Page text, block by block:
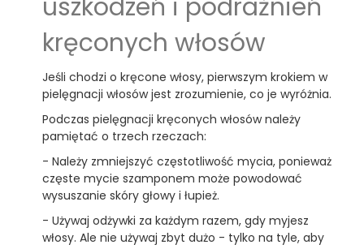
uszkodzeń i podrażnień
kręconych włosów
Jeśli chodzi o kręcone włosy, pierwszym krokiem w
pielęgnacji włosów jest zrozumienie, co je wyróżnia.
Podczas pielęgnacji kręconych włosów należy
pamiętać o trzech rzeczach:
- Należy zmniejszyć częstotliwość mycia, ponieważ
częste mycie szamponem może powodować
wysuszanie skóry głowy i łupież.
- Używaj odżywki za każdym razem, gdy myjesz
włosy. Ale nie używaj zbyt dużo - tylko na tyle, aby